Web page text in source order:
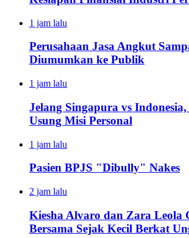
1 jam lalu
Perusahaan Jasa Angkut
Diumumkan ke Publik
1 jam lalu
Jelang Singapura vs
Usung Misi Personal
1 jam lalu
Pasien BPJS "Dibully" Nakes
2 jam lalu
Kiesha Alvaro dan Zara Leola
Bersama Sejak Kecil Berkat